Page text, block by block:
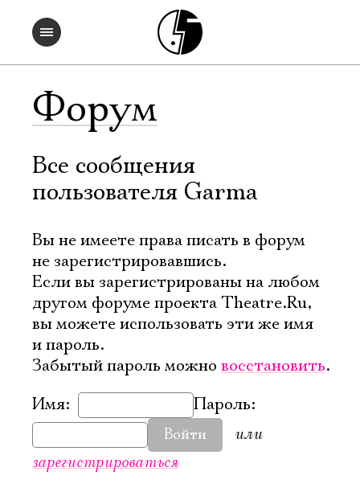
Форум
Все сообщения
пользователя Garma
Вы не имеете права писать в форум
не зарегистрировавшись.
Если вы зарегистрированы на любом
другом форуме проекта Theatre.Ru,
вы можете использовать эти же имя
и пароль.
Забытый пароль можно восстановить.
Имя:
Пароль:
Войти
или
зарегистрироваться